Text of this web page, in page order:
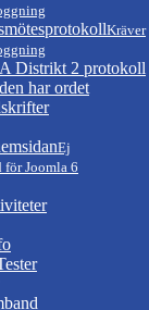
Kräver
Distrikt 2 protokoll
har ordet
Ej
för Joomla 6